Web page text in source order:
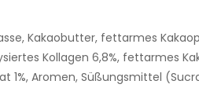
Kakaobutter, fettarmes
Kollagen 6,8%, fettarmes
1%, Aromen, Süßungsmittel